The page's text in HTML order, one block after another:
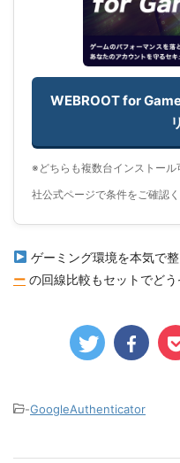
WEBROOT for
※どちらも複数台インストー
社公式ページで条件をご確認く
ゲーミング環境を本気で
ー の回線比較もセットでどう
-GoogleAuthenticator